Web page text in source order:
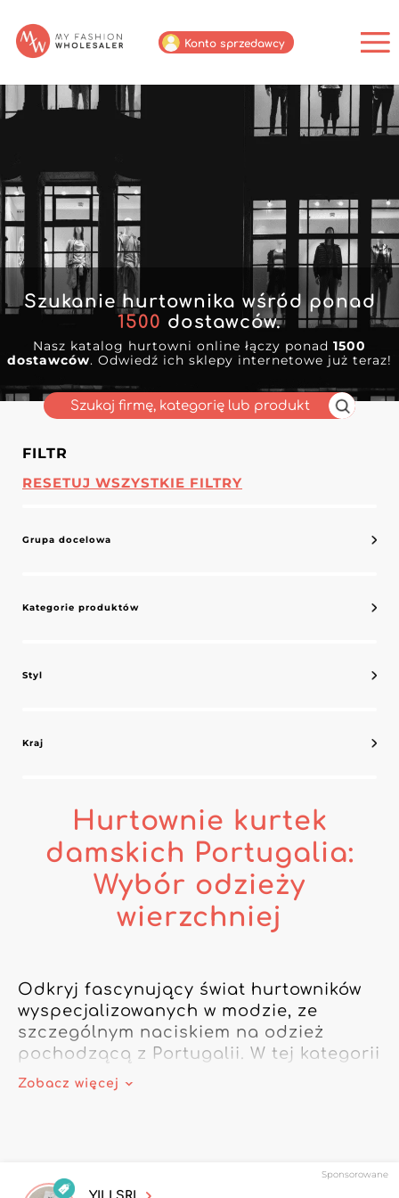
Konto sprzedawcy
Szukanie hurtownika wśród ponad
1500 dostawców.
Nasz katalog hurtowni online łączy ponad 1500
dostawców. Odwiedź ich sklepy internetowe już teraz!
FILTR
RESETUJ WSZYSTKIE FILTRY
Grupa docelowa
Kategorie produktów
Styl
Kraj
Hurtownie kurtek
damskich Portugalia:
Wybór odzieży
wierzchniej
Odkryj fascynujący świat hurtowników
wyspecjalizowanych w modzie, ze
szczególnym naciskiem na odzież
pochodzącą z Portugalii. W tej kategorii
poznasz starannie wyselekcjonowaną
ofertę damskich kurtek z Portugalii,
fachowości, oferują wyjątkową gamę
Zobacz więcej
Sponsorowane